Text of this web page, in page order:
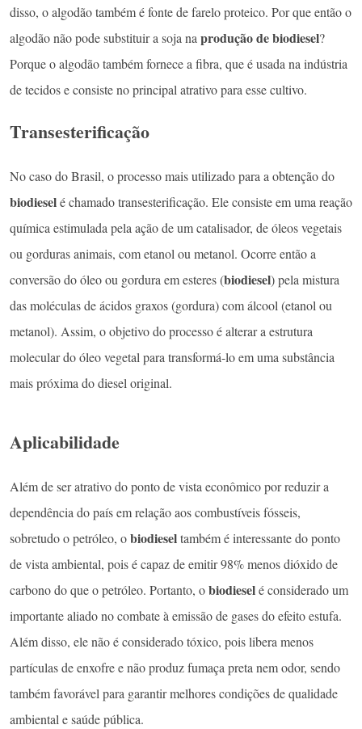
disso, o algodão também é fonte de farelo proteico. Por que então o
algodão não pode substituir a soja na produção de biodiesel?
Porque o algodão também fornece a fibra, que é usada na indústria
de tecidos e consiste no principal atrativo para esse cultivo.
Transesterificação
No caso do Brasil, o processo mais utilizado para a obtenção do
biodieselé chamado transesterificação. Ele consiste em uma reação
química estimulada pela ação de um catalisador, de óleos vegetais
ou gorduras animais, com etanol ou metanol. Ocorre então a
conversão do óleo ou gordura em esteres (biodiesel) pela mistura
das moléculas de ácidos graxos (gordura) com álcool (etanol ou
metanol). Assim, o objetivo do processo é alterar a estrutura
molecular do óleo vegetal para transformá-lo em uma substância
mais próxima do diesel original.
Aplicabilidade
Além de ser atrativo do ponto de vista econômico por reduzir a
dependência do país em relação aos combustíveis fósseis,
sobretudo o petróleo, obiodieseltambém é interessante do ponto
de vista ambiental, pois é capaz de emitir 98% menos dióxido de
carbono do que o petróleo. Portanto, obiodieselé considerado um
importante aliado no combate à emissão de gases do efeito estufa.
Além disso, ele não é considerado tóxico, pois libera menos
partículas de enxofre e não produz fumaça preta nem odor, sendo
também favorável para garantir melhores condições de qualidade
ambiental e saúde pública.